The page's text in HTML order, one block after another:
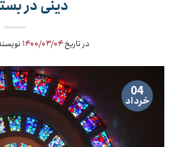
دینی در
در تاریخ۱۴۰۰/۰۳/۰۴
04
خرداد